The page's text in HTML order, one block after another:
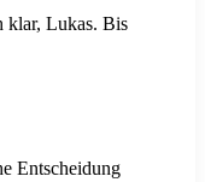
klar, Lukas. Bis
Entscheidung